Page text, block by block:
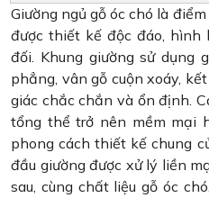
Giường ngủ gỗ óc chó là
được thiết kế độc đáo,
đối. Khung giường sử dụng
phẳng, vân gỗ cuộn xoáy,
giác chắc chắn và ổn định.
tổng thể trở nên mềm mại
phong cách thiết kế chung
đầu giường được xử lý liền
sau, cùng chất liệu gỗ óc